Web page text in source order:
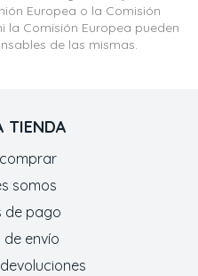
Europea o la Comisión
la Comisión Europea pueden
de las mismas.
TIENDA
somos
de pago
de envío